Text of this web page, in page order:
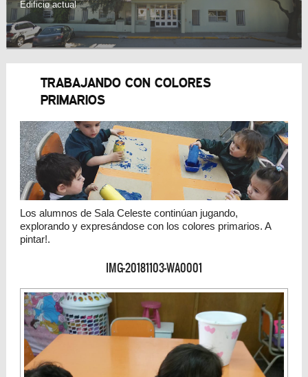
Edificio actual
TRABAJANDO CON COLORES
PRIMARIOS
Los alumnos de Sala Celeste continúan jugando,
explorando y expresándose con los colores primarios. A
pintar!.
IMG-20181103-WA0001